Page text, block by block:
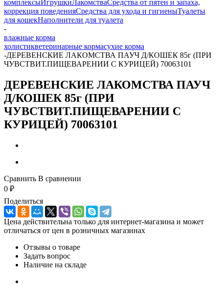
комплексыИгрушкиЛакомстваСредства от пятен и запаха,
коррекция поведенияСредства для ухода и гигиеныТуалеты
для кошекНаполнители для туалета
-
влажные корма
холистикветеринарные кормасухие корма
-ДЕРЕВЕНСКИЕ ЛАКОМСТВА ПАУЧ Д/КОШЕК 85г (ПРИ
ЧУВСТВИТ.ПИЩЕВАРЕНИИ С КУРИЦЕЙ) 70063101
ДЕРЕВЕНСКИЕ ЛАКОМСТВА ПАУЧ
Д/КОШЕК 85г (ПРИ
ЧУВСТВИТ.ПИЩЕВАРЕНИИ С
КУРИЦЕЙ) 70063101
Сравнить В сравнении
0 ₽
Поделиться
Цена действительна только для интернет-магазина и может
отличаться от цен в розничных магазинах
Отзывы о товаре
Задать вопрос
Наличие на складе